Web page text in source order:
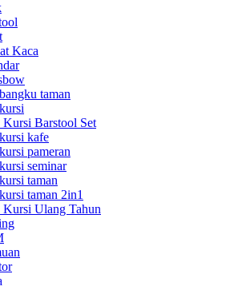
Kaca
taman
Kursi Barstool Set
kafe
pameran
seminar
taman
taman 2in1
Kursi Ulang Tahun